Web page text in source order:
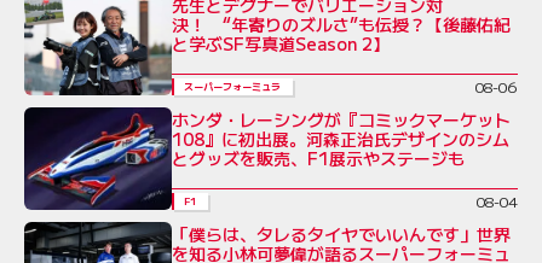
先生とデグナーでバリエーション対
決！ “年寄りのズルさ”も伝授？【後藤佑紀
と学ぶSF写真道Season 2】
スーパーフォーミュラ 08-06
ホンダ・レーシングが『コミックマーケット
108』に初出展。河森正治氏デザインのシム
とグッズを販売、F1展示やステージも
F1 08-04
「僕らは、タレるタイヤでいいんです」世界
を知る小林可夢偉が語るスーパーフォーミュ